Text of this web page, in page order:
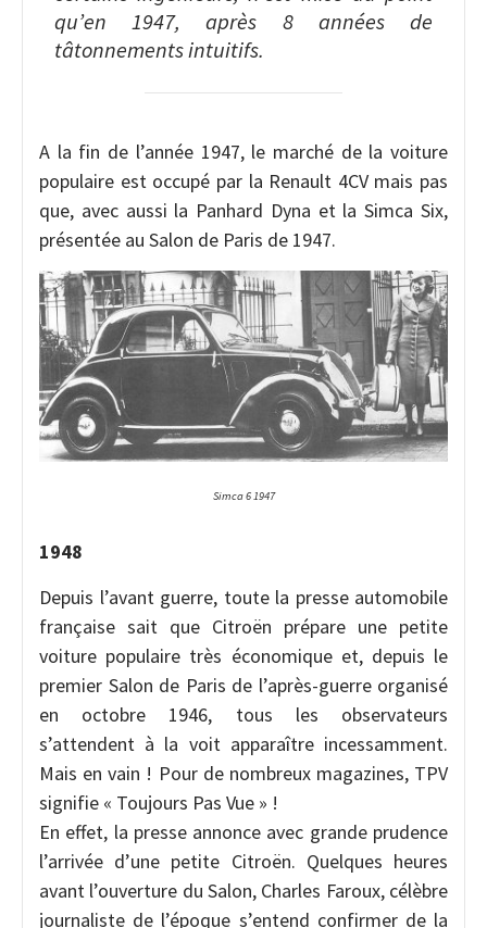
qu’en 1947, après 8 années de
tâtonnements intuitifs.
A la fin de l’année 1947, le marché de la voiture
populaire est occupé par la Renault 4CV mais pas
que, avec aussi la Panhard Dyna et la Simca Six,
présentée au Salon de Paris de 1947.
Simca 6 1947
1948
Depuis l’avant guerre, toute la presse automobile
française sait que Citroën prépare une petite
voiture populaire très économique et, depuis le
premier Salon de Paris de l’après-guerre organisé
en octobre 1946, tous les observateurs
s’attendent à la voit apparaître incessamment.
Mais en vain ! Pour de nombreux magazines, TPV
signifie « Toujours Pas Vue » !
En effet, la presse annonce avec grande prudence
l’arrivée d’une petite Citroën. Quelques heures
avant l’ouverture du Salon, Charles Faroux, célèbre
journaliste de l’époque s’entend confirmer de la